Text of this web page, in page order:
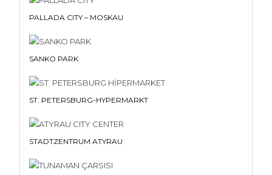
PALLADA CITY – MOSKAU
SANKO PARK
ST. PETERSBURG-HYPERMARKT
STADTZENTRUM ATYRAU